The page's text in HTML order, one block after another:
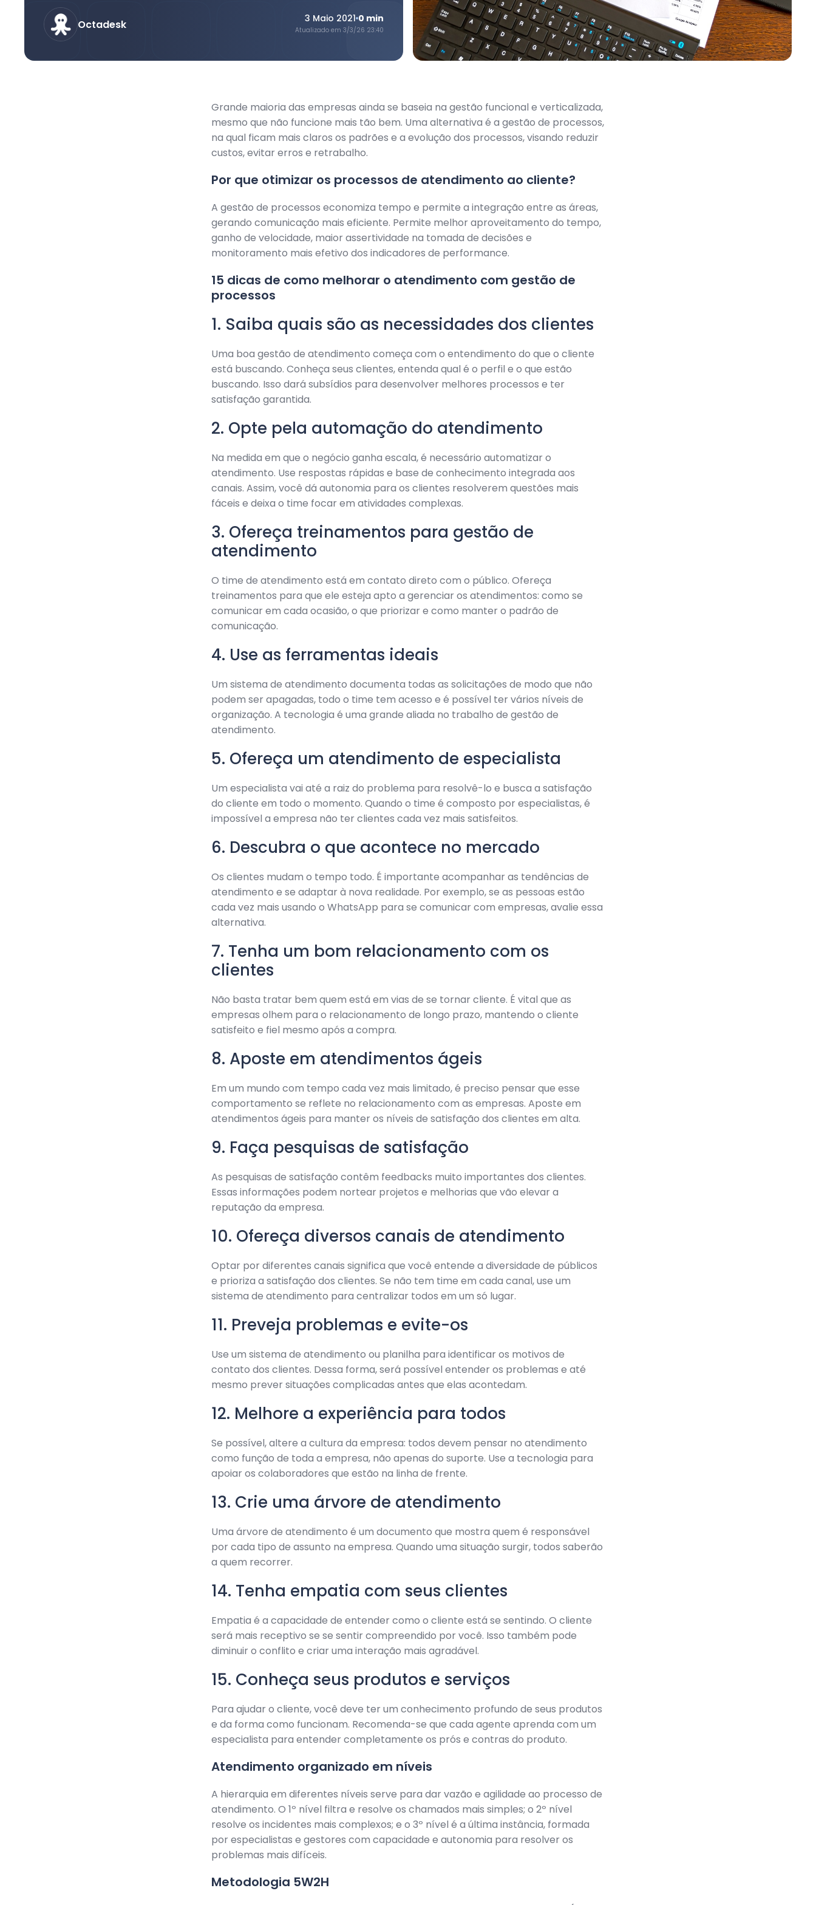
Octadesk 3 Maio 2021 0 min
Atualizado em 3/3/26 23:40
Grande maioria das empresas ainda se baseia na gestão funcional e verticalizada,
mesmo que não funcione mais tão bem. Uma alternativa é a gestão de processos,
na qual ficam mais claros os padrões e a evolução dos processos, visando reduzir
custos, evitar erros e retrabalho.
Por que otimizar os processos de atendimento ao cliente?
A gestão de processos economiza tempo e permite a integração entre as áreas,
gerando comunicação mais eficiente. Permite melhor aproveitamento do tempo,
ganho de velocidade, maior assertividade na tomada de decisões e
monitoramento mais efetivo dos indicadores de performance.
15 dicas de como melhorar o atendimento com gestão de
processos
1. Saiba quais são as necessidades dos clientes
Uma boa gestão de atendimento começa com o entendimento do que o cliente
está buscando. Conheça seus clientes, entenda qual é o perfil e o que estão
buscando. Isso dará subsídios para desenvolver melhores processos e ter
satisfação garantida.
2. Opte pela automação do atendimento
Na medida em que o negócio ganha escala, é necessário automatizar o
atendimento. Use respostas rápidas e base de conhecimento integrada aos
canais. Assim, você dá autonomia para os clientes resolverem questões mais
fáceis e deixa o time focar em atividades complexas.
3. Ofereça treinamentos para gestão de
atendimento
O time de atendimento está em contato direto com o público. Ofereça
treinamentos para que ele esteja apto a gerenciar os atendimentos: como se
comunicar em cada ocasião, o que priorizar e como manter o padrão de
comunicação.
4. Use as ferramentas ideais
Um sistema de atendimento documenta todas as solicitações de modo que não
podem ser apagadas, todo o time tem acesso e é possível ter vários níveis de
organização. A tecnologia é uma grande aliada no trabalho de gestão de
atendimento.
5. Ofereça um atendimento de especialista
Um especialista vai até a raiz do problema para resolvê-lo e busca a satisfação
do cliente em todo o momento. Quando o time é composto por especialistas, é
impossível a empresa não ter clientes cada vez mais satisfeitos.
6. Descubra o que acontece no mercado
Os clientes mudam o tempo todo. É importante acompanhar as tendências de
atendimento e se adaptar à nova realidade. Por exemplo, se as pessoas estão
cada vez mais usando o WhatsApp para se comunicar com empresas, avalie essa
alternativa.
7. Tenha um bom relacionamento com os
clientes
Não basta tratar bem quem está em vias de se tornar cliente. É vital que as
empresas olhem para o relacionamento de longo prazo, mantendo o cliente
satisfeito e fiel mesmo após a compra.
8. Aposte em atendimentos ágeis
Em um mundo com tempo cada vez mais limitado, é preciso pensar que esse
comportamento se reflete no relacionamento com as empresas. Aposte em
atendimentos ágeis para manter os níveis de satisfação dos clientes em alta.
9. Faça pesquisas de satisfação
As pesquisas de satisfação contêm feedbacks muito importantes dos clientes.
Essas informações podem nortear projetos e melhorias que vão elevar a
reputação da empresa.
10. Ofereça diversos canais de atendimento
Optar por diferentes canais significa que você entende a diversidade de públicos
e prioriza a satisfação dos clientes. Se não tem time em cada canal, use um
sistema de atendimento para centralizar todos em um só lugar.
11. Preveja problemas e evite-os
Use um sistema de atendimento ou planilha para identificar os motivos de
contato dos clientes. Dessa forma, será possível entender os problemas e até
mesmo prever situações complicadas antes que elas acontedam.
12. Melhore a experiência para todos
Se possível, altere a cultura da empresa: todos devem pensar no atendimento
como função de toda a empresa, não apenas do suporte. Use a tecnologia para
apoiar os colaboradores que estão na linha de frente.
13. Crie uma árvore de atendimento
Uma árvore de atendimento é um documento que mostra quem é responsável
por cada tipo de assunto na empresa. Quando uma situação surgir, todos saberão
a quem recorrer.
14. Tenha empatia com seus clientes
Empatia é a capacidade de entender como o cliente está se sentindo. O cliente
será mais receptivo se se sentir compreendido por você. Isso também pode
diminuir o conflito e criar uma interação mais agradável.
15. Conheça seus produtos e serviços
Para ajudar o cliente, você deve ter um conhecimento profundo de seus produtos
e da forma como funcionam. Recomenda-se que cada agente aprenda com um
especialista para entender completamente os prós e contras do produto.
Atendimento organizado em níveis
A hierarquia em diferentes níveis serve para dar vazão e agilidade ao processo de
atendimento. O 1º nível filtra e resolve os chamados mais simples; o 2º nível
resolve os incidentes mais complexos; e o 3º nível é a última instância, formada
por especialistas e gestores com capacidade e autonomia para resolver os
problemas mais difíceis.
Metodologia 5W2H